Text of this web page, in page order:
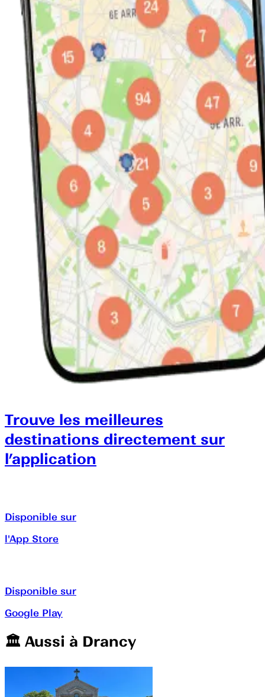
Trouve les meilleures
destinations directement sur
l’application
Disponible sur
l'App Store
Disponible sur
Google Play
🏛️️ Aussi à Drancy